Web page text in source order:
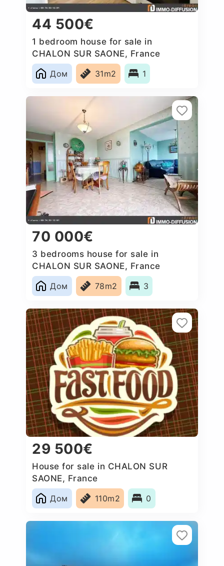
44 500€
1 bedroom house for sale in
CHALON SUR SAONE, France
Дом
31m2 1
70 000€
3 bedrooms house for sale in
CHALON SUR SAONE, France
Дом
78m2 3
29 500€
House for sale in CHALON SUR
SAONE, France
Дом
110m2 0